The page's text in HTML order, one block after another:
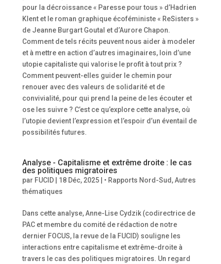
pour la décroissance « Paresse pour tous » d’Hadrien
Klent et le roman graphique écoféministe « ReSisters »
de Jeanne Burgart Goutal et d’Aurore Chapon.
Comment de tels récits peuvent nous aider à modeler
et à mettre en action d’autres imaginaires, loin d’une
utopie capitaliste qui valorise le profit à tout prix ?
Comment peuvent-elles guider le chemin pour
renouer avec des valeurs de solidarité et de
convivialité, pour qui prend la peine de les écouter et
ose les suivre ? C’est ce qu’explore cette analyse, où
l’utopie devient l’expression et l’espoir d’un éventail de
possibilités futures.
Analyse - Capitalisme et extrême droite : le cas
des politiques migratoires
par FUCID| 18 Déc, 2025| • Rapports Nord-Sud ,Autres
thématiques
Dans cette analyse, Anne-Lise Cydzik (codirectrice de
PAC et membre du comité de rédaction de notre
dernier FOCUS, la revue de la FUCID) souligne les
interactions entre capitalisme et extrême-droite à
travers le cas des politiques migratoires. Un regard